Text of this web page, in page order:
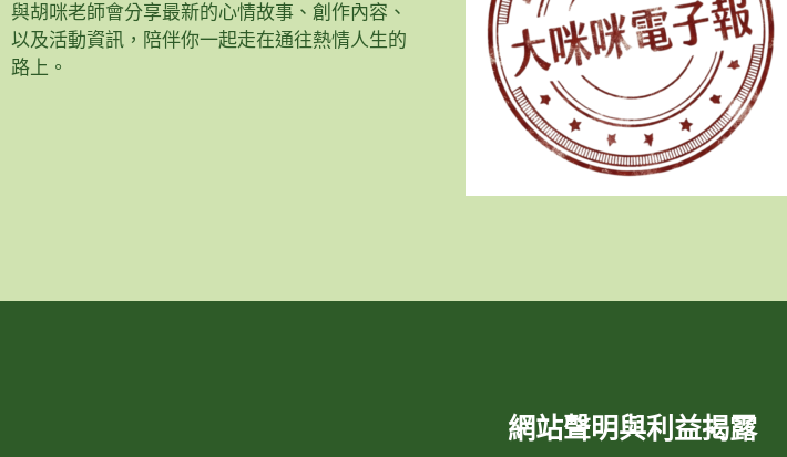
與胡咪老師會分享最新的心情故事、創作內容、
以及活動資訊，陪伴你一起走在通往熱情人生的
路上。
網站聲明與利益揭露